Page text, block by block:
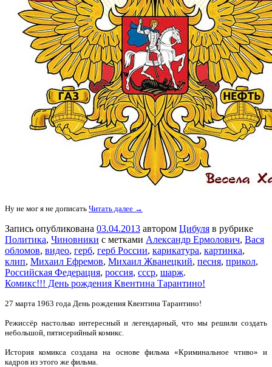
Ну не мог я не дописать Читать далее →
Запись опубликована 03.04.2013 автором Цибуля в рубрике
Политика, Чиновники с метками Александр Ермолович, Вася
обломов, видео, герб, герб России, карикатура, картинка,
клип, Михаил Ефремов, Михаил Жванецкий, песня, прикол,
Российская Федерация, россия, ссср, шарж.
Комикс!!! День рождения Квентина Тарантино!
27 марта 1963 года День рождения Квентина Тарантино!
Режиссёр настолько интересный и легендарный, что мы решили создать
небольшой, пятисерийный комикс.
История комикса создана на основе фильма «Криминальное чтиво» и
кадров из этого же фильма.